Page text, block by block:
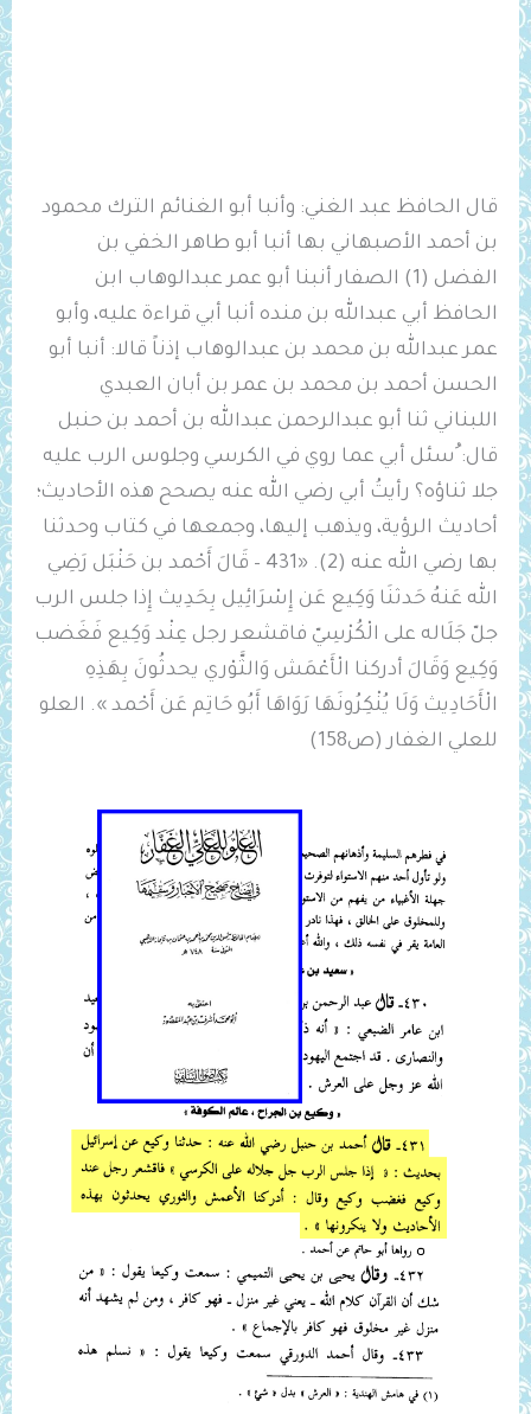
قال الحافظ عبد الغني: وأنبا أبو الغنائم الترك محمود
بن أحمد الأصبهاني بها أنبا أبو طاهر الخفي بن
الفضل (1) الصفار أنبنا أبو عمر عبدالوهاب ابن
الحافظ أبي عبدالله بن منده أنبا أبي قراءة عليه، وأبو
عمر عبدالله بن محمد بن عبدالوهاب إذناً قالا: أنبا أبو
الحسن أحمد بن محمد بن عمر بن أبان العبدي
اللبناني ثنا أبو عبدالرحمن عبدالله بن أحمد بن حنبل
قال: ُسئل أبي عما روي في الكرسي وجلوس الرب عليه
جلا ثناؤه؟ رأيتُ أبي رضي الله عنه يصحح هذه الأحاديث؛
أحاديث الرؤية، ويذهب إليها، وجمعها في كتاب وحدثنا
بها رضي الله عنه (2). «431 – قَالَ أَحْمد بن حَنْبَل رَضِي
الله عَنهُ حَدثنَا وَكِيع عَن إِسْرَائِيل بِحَدِيث إِذا ‌جلس ‌الرب
جلّ جَلَاله على الْكُرْسِيّ فاقشعر رجل عِنْد وَكِيع فَغَضب
وَكِيع وَقَالَ أدركنا الْأَعْمَش وَالثَّوْري يحدثُونَ بِهَذِهِ
الْأَحَادِيث وَلَا يُنْكِرُونَهَا رَوَاهَا أَبُو حَاتِم عَن أَحْمد ». العلو
للعلي الغفار (ص158)